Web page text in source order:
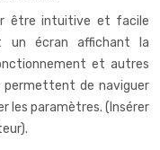
être intuitive et facile
un écran affichant la
et autres
permettent de naviguer
les paramètres. (Insérer